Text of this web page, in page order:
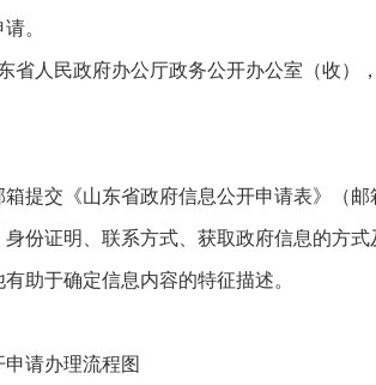
。
人民政府办公厅政务公开办公室（收）
交《山东省政府信息公开申请表》（邮箱
证明、联系方式、获取政府信息的方式
助于确定信息内容的特征描述。
请办理流程图